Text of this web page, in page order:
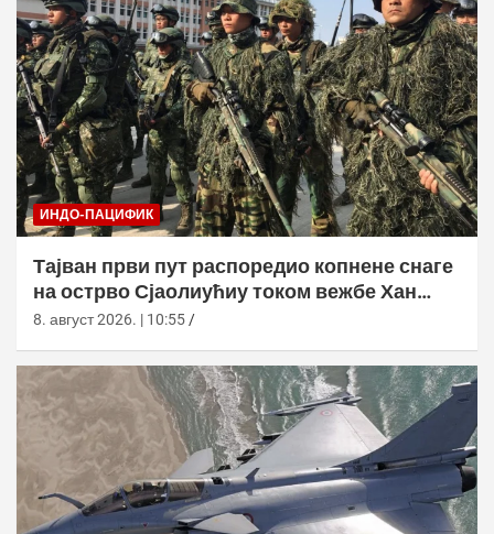
ИНДО-ПАЦИФИК
Тајван први пут распоредио копнене снаге
на острво Сјаолиућиу током вежбе Хан
Куанг 42
8. август 2026. | 10:55